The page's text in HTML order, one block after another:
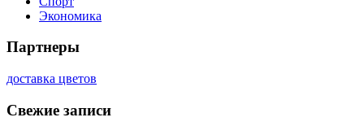
Экономика
Партнеры
доставка цветов
Свежие записи